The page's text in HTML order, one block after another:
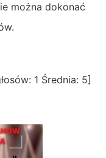
można dokonać
1 Średnia: 5]